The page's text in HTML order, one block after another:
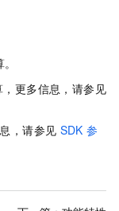
更多信息，请参见
，请参见 SDK 参